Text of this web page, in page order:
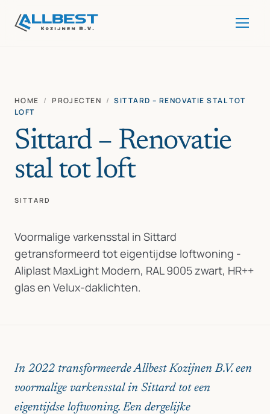
HOME / PROJECTEN / SITTARD – RENOVATIE STAL TOT
LOFT
Sittard – Renovatie
stal tot loft
SITTARD
Voormalige varkensstal in Sittard
getransformeerd tot eigentijdse loftwoning -
Aliplast MaxLight Modern, RAL 9005 zwart, HR++
glas en Velux-daklichten.
In 2022 transformeerde Allbest Kozijnen B.V. een
voormalige varkensstal in Sittard tot een
eigentijdse loftwoning. Een dergelijke